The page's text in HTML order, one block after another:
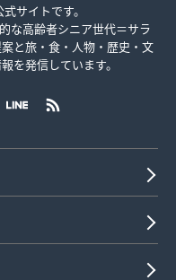
サイトです。
な高齢者シニア世代＝サラ
と旅・食・人物・歴史・文
を発信しています。